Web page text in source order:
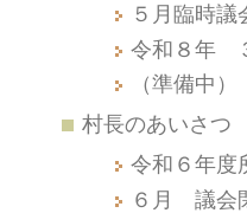
５月臨時議
令和８年
（準備中）
村長のあいさつ
令和６年度
６月 議会